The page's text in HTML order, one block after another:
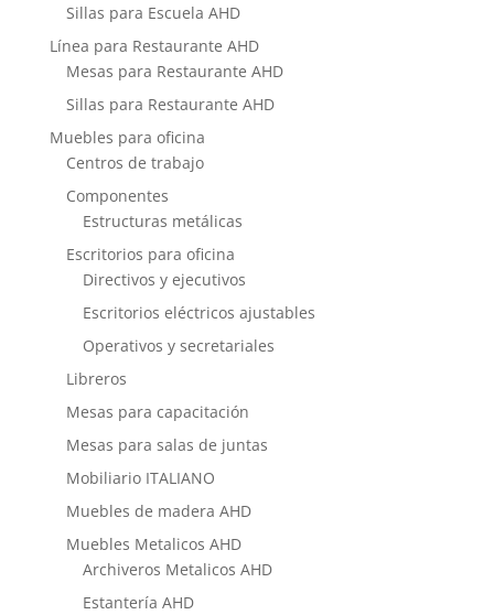
Sillas para Escuela AHD
Línea para Restaurante AHD
Mesas para Restaurante AHD
Sillas para Restaurante AHD
Muebles para oficina
Centros de trabajo
Componentes
Estructuras metálicas
Escritorios para oficina
Directivos y ejecutivos
Escritorios eléctricos ajustables
Operativos y secretariales
Libreros
Mesas para capacitación
Mesas para salas de juntas
Mobiliario ITALIANO
Muebles de madera AHD
Muebles Metalicos AHD
Archiveros Metalicos AHD
Estantería AHD